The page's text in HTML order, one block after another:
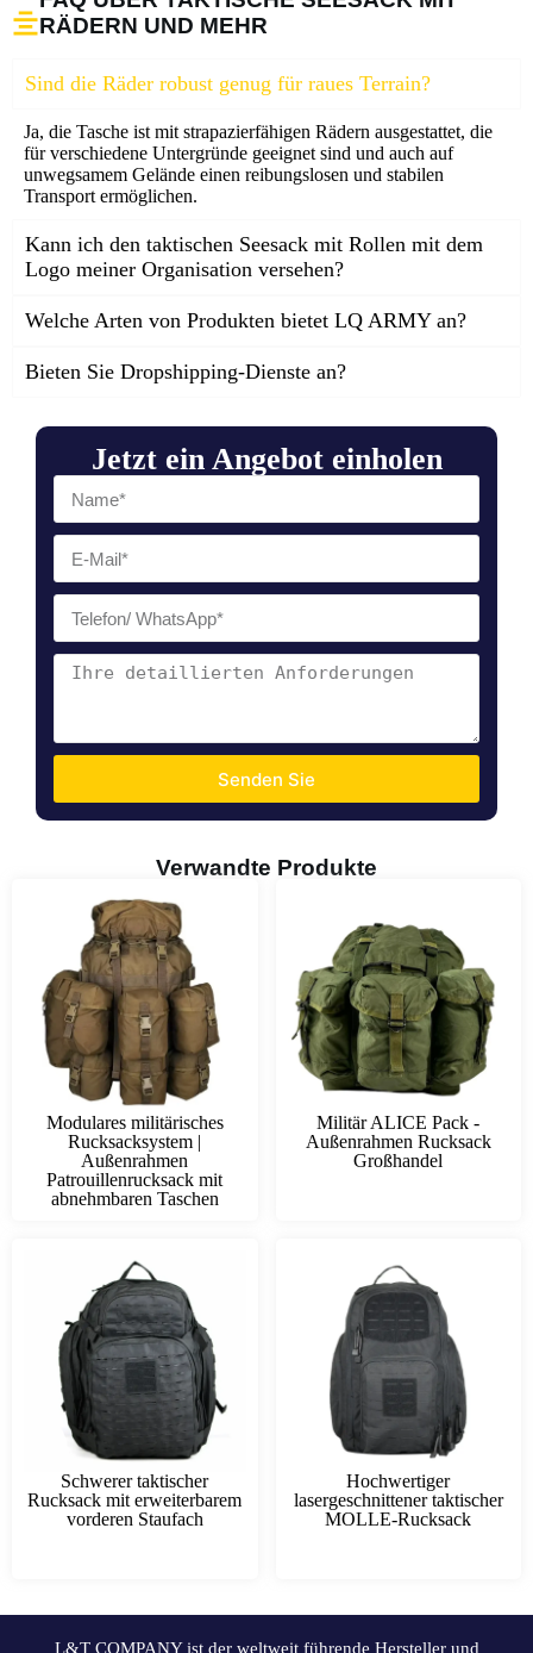
Jetzt ein Angebot einholen
Senden Sie
RÄDERN UND MEHR
Sind die Räder robust genug für raues Terrain?
Ja, die Tasche ist mit strapazierfähigen Rädern ausgestattet, die
für verschiedene Untergründe geeignet sind und auch auf
unwegsamem Gelände einen reibungslosen und stabilen
Transport ermöglichen.
Kann ich den taktischen Seesack mit Rollen mit dem
Logo meiner Organisation versehen?
Welche Arten von Produkten bietet LQ ARMY an?
Bieten Sie Dropshipping-Dienste an?
Verwandte Produkte
Modulares militärisches
Rucksacksystem |
Außenrahmen
Patrouillenrucksack mit
abnehmbaren Taschen
Militär ALICE Pack -
Außenrahmen Rucksack
Großhandel
Schwerer taktischer
Rucksack mit erweiterbarem
vorderen Staufach
Hochwertiger
lasergeschnittener taktischer
MOLLE-Rucksack
L&T COMPANY ist der weltweit führende Hersteller und